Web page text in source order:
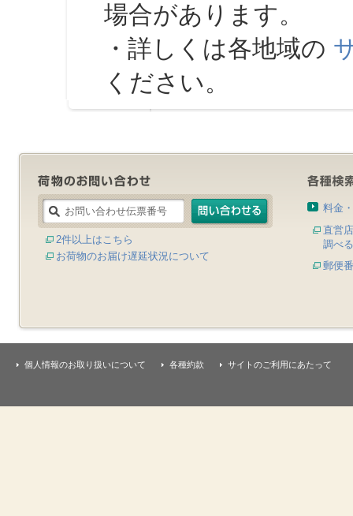
場合があります。
・詳しくは各地域の
ください。
2件以上はこちら
お荷物のお届け遅延状況について
料金
直営
調べる
郵便
個人情報のお取り扱いについて 各種約款 サイトのご利用にあたって